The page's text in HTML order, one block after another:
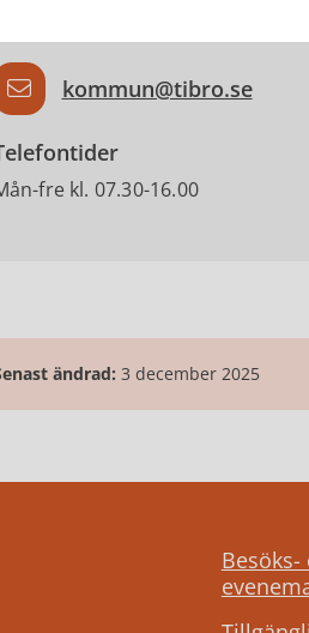
kommun@tibro.se
fre kl. 07.30-16.00
ändrad: 3 december 2025
Besöks-